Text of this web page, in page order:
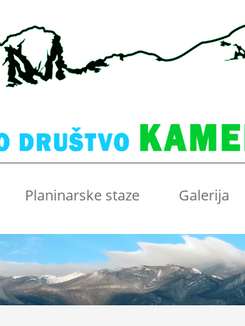
Planinarske staze Galerija